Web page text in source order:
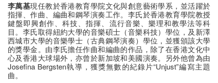
李萬基現任教於香港教育學院文化與創意藝術學系，並活躍於
指揮、作曲、編曲和鋼琴演奏工作。李氏於香港教育學院教授
鍵盤即興創作、科技、指揮、流行音樂、樂理和教學法等科
目。李氏取得紐約大學的音樂碩士（音樂科技）學位，及新澤
西城市大學的音樂學士（古典鋼琴演奏）學位，並獲頒該大學
的獎學金。由李氏擔任作曲和編曲的作品，除了在香港文化中
心及香港大球場外，亦曾於新加坡和美國演奏。另外他曾為由
Josefina Bergsten執導，獲獎無數的紀錄片“Unjust”編寫主題
曲。